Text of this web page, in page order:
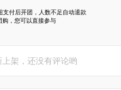
支付后开团，人数不足自动退款
购，您可以直接参与
上架，还没有评论哟